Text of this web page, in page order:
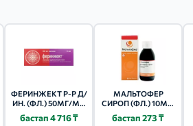
ФЕРИНЖЕКТ Р-Р Д/
ИН. (ФЛ.) 50МГ/МЛ
бастап 4 716 ₸
МАЛЬТОФЕР
СИРОП (ФЛ.) 10МГ/
бастап 273 ₸